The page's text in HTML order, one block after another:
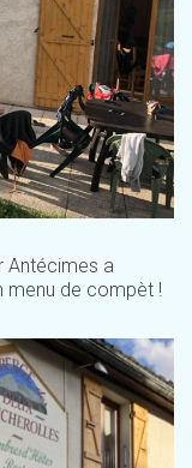
Antécimes a
menu de compèt !